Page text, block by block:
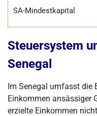
SA-Mindestkapital
Steuersystem
Senegal
Im Senegal umfasst die
Einkommen ansässiger
erzielte Einkommen